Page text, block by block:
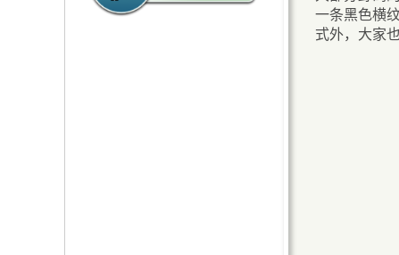
一条黑色横
式外，大家